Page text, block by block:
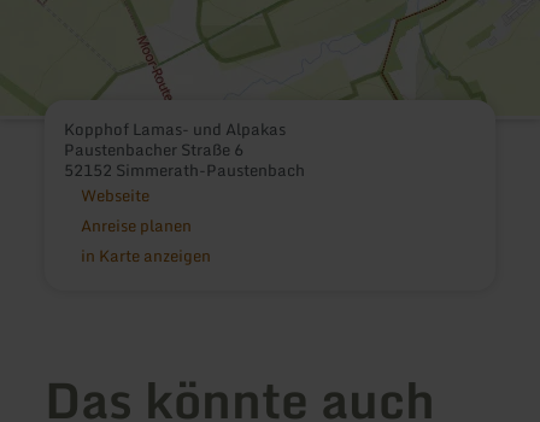
Kopphof Lamas- und Alpakas
Paustenbacher Straße 6
52152 Simmerath-Paustenbach
Webseite
Anreise planen
in Karte anzeigen
Das könnte auch